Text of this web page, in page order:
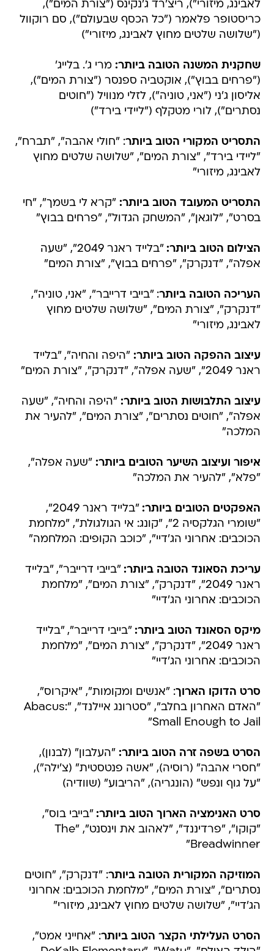
לאבינג, מיזורי"), ריצ'רד ג'נקינס ("צורת המים"),
כריסטופר פלאמר ("כל הכסף שבעולם"), סם רוקוול
("שלושה שלטים מחוץ לאבינג, מיזורי")
שחקנית המשנה הטובה ביותר: מרי ג'. בלייג'
("פרחים בבוץ"), אוקטביה ספנסר ("צורת המים"),
אליסון ג'ני ("אני, טוניה"), לזלי מנוויל ("חוטים
נסתרים"), לורי מטקלף ("ליידי בירד")
התסריט המקורי הטוב ביותר: "חולי אהבה", "תברח",
"ליידי בירד", "צורת המים", "שלושה שלטים מחוץ
לאבינג, מיזורי"
התסריט המעובד הטוב ביותר: "קרא לי בשמך", "חי
בסרט", "לוגאן", "המשחק הגדול", "פרחים בבוץ"
הצילום הטוב ביותר:
"בלייד ראנר 2049", "שעה
אפלה", "דנקרק", "פרחים בבוץ", "צורת המים"
העריכה הטובה ביותר: "בייבי דרייבר", "אני, טוניה",
"דנקרק", "צורת המים", "שלושה שלטים מחוץ
לאבינג, מיזורי"
עיצוב ההפקה הטוב ביותר: "היפה והחיה", "בלייד
ראנר 2049", "שעה אפלה", "דנקרק", "צורת המים"
עיצוב התלבושות הטוב ביותר: "היפה והחיה", "שעה
אפלה", "חוטים נסתרים", "צורת המים", "להעיר את
המלכה"
איפור ועיצוב השיער הטובים ביותר: "שעה אפלה",
"פלא", "להעיר את המלכה"
האפקטים הטובים ביותר:
"בלייד ראנר 2049",
"שומרי הגלקסיה 2", "קונג: אי הגולגולת", "מלחמת
הכוכבים: אחרוני הג'דיי", "כוכב הקופים: המלחמה"
עריכת הסאונד הטובה ביותר: "בייבי דרייבר", "בלייד
ראנר 2049", "דנקרק", "צורת המים", "מלחמת
הכוכבים: אחרוני הג'דיי"
מיקס הסאונד הטוב ביותר: "בייבי דרייבר", "בלייד
ראנר 2049", "דנקרק", "צורת המים", "מלחמת
הכוכבים: אחרוני הג'דיי"
סרט הדוקו הארוך: "אנשים ומקומות", "איקרוס",
"האדם האחרון בחלב", "סטרונג איילנד", "Abacus:
Small Enough to Jail"
הסרט בשפה זרה הטוב ביותר: "העלבון" (לבנון),
"חסרי אהבה" (רוסיה), "אשה פנטסטית" (צ'ילה"),
"על גוף ונפש" (הונגריה), "הריבוע" (שוודיה)
סרט האנימציה הארוך הטוב ביותר: "בייבי בוס",
"קוקו", "פרדיננד", "לאהוב את וינסנט", "The
Breadwinner"
המוזיקה המקורית הטובה ביותר: "דנקרק", "חוטים
נסתרים", "צורת המים", "מלחמת הכוכבים: אחרוני
הג'דיי", "שלושה שלטים מחוץ לאבינג, מיזורי"
הסרט העלילתי הקצר הטוב ביותר: "אחייני אמט",